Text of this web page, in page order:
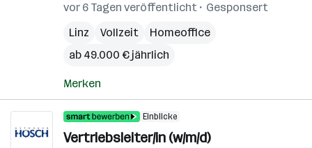
vor 6 Tagen veröffentlicht
Gesponsert
Linz
Vollzeit
Homeoffice
ab 49.000 € jährlich
Merken
Einblicke
Vertriebsleiter/in (w/m/d)